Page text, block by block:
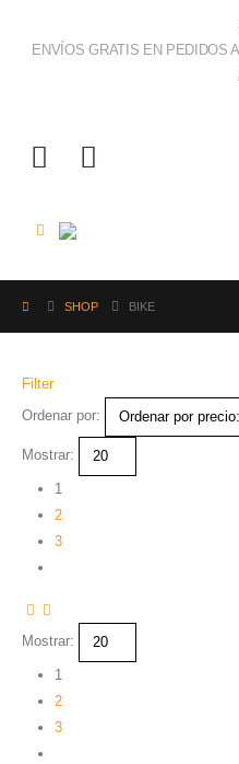
ENVÍOS GRATIS EN PEDIDOS
SHOP BIKE
Filter
Ordenar por:
Mostrar:
1
2
3
Mostrar:
1
2
3